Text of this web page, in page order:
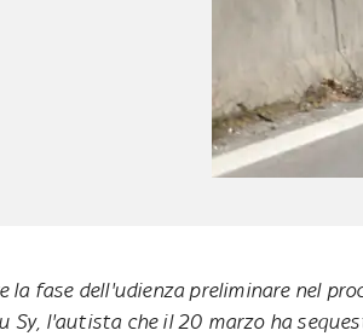
la fase dell'udienza preliminare nel
Sy, l'autista che il 20 marzo ha